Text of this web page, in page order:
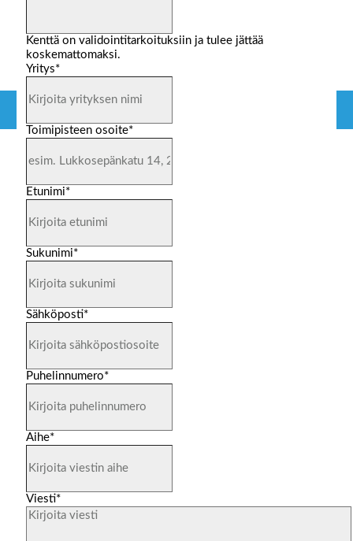
Kenttä on validointitarkoituksiin ja tulee jättää
koskemattomaksi.
Yritys*
Toimipisteen osoite*
Etunimi*
Sukunimi*
Sähköposti*
Puhelinnumero*
Aihe*
Viesti*